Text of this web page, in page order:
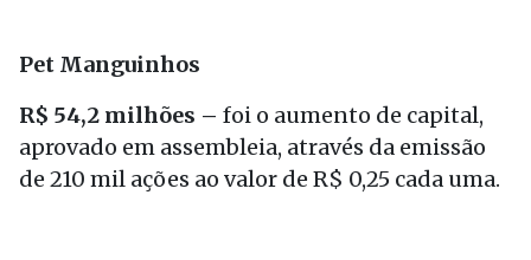
Pet Manguinhos
R$ 54,2 milhões – foi o aumento de capital,
aprovado em assembleia, através da emissão
de 210 mil ações ao valor de R$ 0,25 cada uma.